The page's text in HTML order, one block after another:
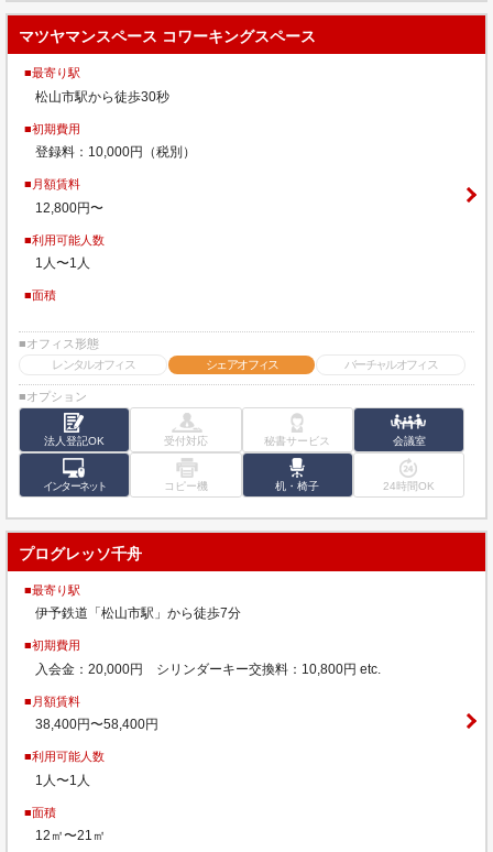
マツヤマンスペース コワーキングスペース
■最寄り駅
松山市駅から徒歩30秒
■初期費用
登録料：10,000円（税別）
■月額賃料
12,800円〜
■利用可能人数
1人〜1人
■面積
■オフィス形態
レンタルオフィス
シェアオフィス バーチャルオフィス
■オプション
法人登記OK 受付対応 秘書サービス 会議室
インターネット コピー機 机・椅子 24時間OK
プログレッソ千舟
■最寄り駅
伊予鉄道「松山市駅」から徒歩7分
■初期費用
入会金：20,000円 シリンダーキー交換料：10,800円 etc.
■月額賃料
38,400円〜58,400円
■利用可能人数
1人〜1人
■面積
12㎡〜21㎡